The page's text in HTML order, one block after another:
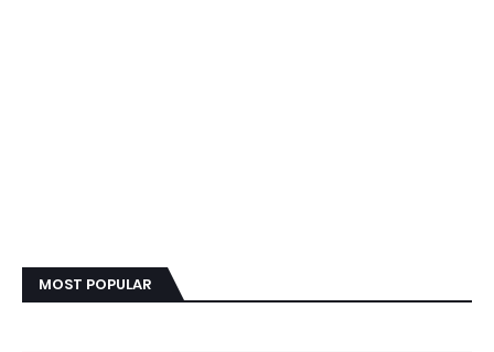
MOST POPULAR